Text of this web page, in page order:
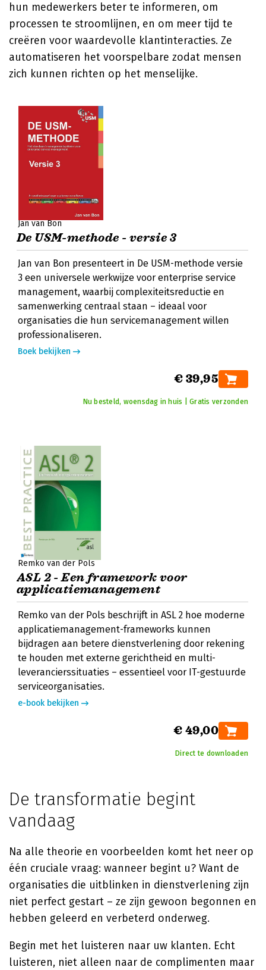
hun medewerkers beter te informeren, om
processen te stroomlijnen, en om meer tijd te
creëren voor waardevolle klantinteracties. Ze
automatiseren het voorspelbare zodat mensen
zich kunnen richten op het menselijke.
Jan van Bon
De USM-methode - versie 3
Jan van Bon presenteert in De USM-methode versie
3 een universele werkwijze voor enterprise service
management, waarbij complexiteitsreductie en
samenwerking centraal staan – ideaal voor
organisaties die hun servicemanagement willen
professionaliseren.
Boek bekijken
€ 39,95
Nu besteld, woensdag in huis | Gratis verzonden
Remko van der Pols
ASL 2 - Een framework voor
applicatiemanagement
Remko van der Pols beschrijft in ASL 2 hoe moderne
applicatiemanagement-frameworks kunnen
bijdragen aan betere dienstverlening door rekening
te houden met externe gerichtheid en multi-
leverancierssituaties – essentieel voor IT-gestuurde
serviceorganisaties.
e-book bekijken
€ 49,00
Direct te downloaden
De transformatie begint
vandaag
Na alle theorie en voorbeelden komt het neer op
één cruciale vraag: wanneer begint u? Want de
organisaties die uitblinken in dienstverlening zijn
niet perfect gestart – ze zijn gewoon begonnen en
hebben geleerd en verbeterd onderweg.
Begin met het luisteren naar uw klanten. Echt
luisteren, niet alleen naar de complimenten maar